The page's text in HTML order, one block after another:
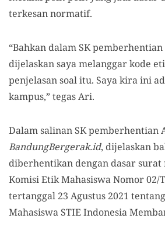
terkesan normatif.
“Bahkan dalam SK
dijelaskan saya melanggar kode
penjelasan soal itu. Saya kira ini
kampus,” tegas Ari.
Dalam salinan SK pemberhentian
BandungBergerak.id, dijelaskan
diberhentikan dengan dasar
Komisi Etik Mahasiswa Nomor 02/
tertanggal 23 Agustus 2021
Mahasiswa STIE Indonesia